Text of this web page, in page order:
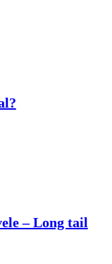
– Long tail